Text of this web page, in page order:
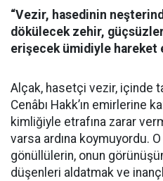
“Vezir, hasedinin
dökülecek zehir,
erişecek ümidiyle hareket
Alçak, hasetçi vezir, içinde
Cenâbı Hakk’ın emirlerine
kimliğiyle etrafına zarar
varsa ardına koymuyordu.
gönüllülerin, onun
düşenleri aldatmak ve